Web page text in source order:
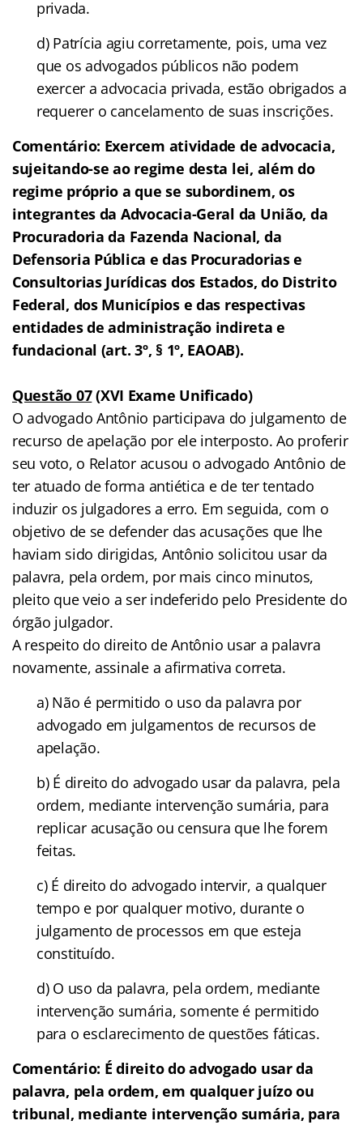
privada.
d) Patrícia agiu corretamente, pois, uma vez
que os advogados públicos não podem
exercer a advocacia privada, estão obrigados a
requerer o cancelamento de suas inscrições.
Comentário: Exercem atividade de advocacia,
sujeitando-se ao regime desta lei, além do
regime próprio a que se subordinem, os
integrantes da Advocacia-Geral da União, da
Procuradoria da Fazenda Nacional, da
Defensoria Pública e das Procuradorias e
Consultorias Jurídicas dos Estados, do Distrito
Federal, dos Municípios e das respectivas
entidades de administração indireta e
fundacional (art. 3º, § 1º, EAOAB).
Questão 07(XVI Exame Unificado)
O advogado Antônio participava do julgamento de
recurso de apelação por ele interposto. Ao proferir
seu voto, o Relator acusou o advogado Antônio de
ter atuado de forma antiética e de ter tentado
induzir os julgadores a erro. Em seguida, com o
objetivo de se defender das acusações que lhe
haviam sido dirigidas, Antônio solicitou usar da
palavra, pela ordem, por mais cinco minutos,
pleito que veio a ser indeferido pelo Presidente do
órgão julgador.
A respeito do direito de Antônio usar a palavra
novamente, assinale a afirmativa correta.
a) Não é permitido o uso da palavra por
advogado em julgamentos de recursos de
apelação.
b) É direito do advogado usar da palavra, pela
ordem, mediante intervenção sumária, para
replicar acusação ou censura que lhe forem
feitas.
c) É direito do advogado intervir, a qualquer
tempo e por qualquer motivo, durante o
julgamento de processos em que esteja
constituído.
d) O uso da palavra, pela ordem, mediante
intervenção sumária, somente é permitido
para o esclarecimento de questões fáticas.
Comentário: É direito do advogado usar da
palavra, pela ordem, em qualquer juízo ou
tribunal, mediante intervenção sumária, para